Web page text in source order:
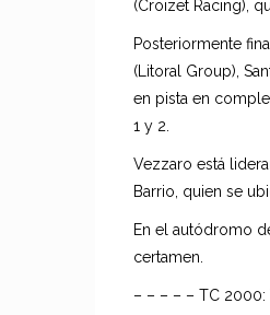
(Croizet Racing),
Posteriormente
(Litoral Group),
en pista en
1 y 2.
Vezzaro está
Barrio, quien se
En el autódromo
certamen.
– – – – – TC